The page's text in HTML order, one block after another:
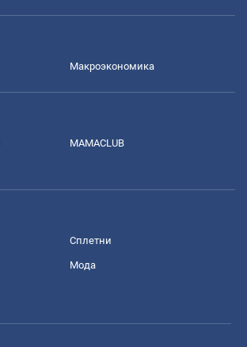
Mакроэкономика
MAMACLUB
Сплетни
Мода